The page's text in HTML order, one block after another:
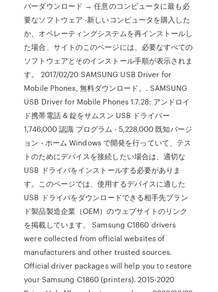
バーダウンロード → 任意のコンピュータに最も必
要なソフトウェア -新しいコンピュータを購入した
か、オペレーティングシステムを再インストールし
た場合、サイトのこのページには、必要なすべての
ソフトウェアとそのインストール手順が表示されま
す。 2017/02/20 SAMSUNG USB Driver for
Mobile Phones, 無料ダウンロード。. SAMSUNG
USB Driver for Mobile Phones 1.7.28: アンドロイ
ド携帯電話 & 錠をサムスン USB ドライバー
1,746,000 認識 プログラム - 5,228,000 既知バージ
ョン - ホーム Windows で開発を行っていて、テス
トのためにデバイスを接続したい場合は、適切な
USB ドライバをインストールする必要がありま
す。このページでは、使用するデバイスに適した
USB ドライバをダウンロードできる相手先ブラン
ド製品製造企業（OEM）のウェブサイトのリンク
を掲載しています。 Samsung C1860 drivers
were collected from official websites of
manufacturers and other trusted sources.
Official driver packages will help you to restore
your Samsung C1860 (printers). 2015-2020